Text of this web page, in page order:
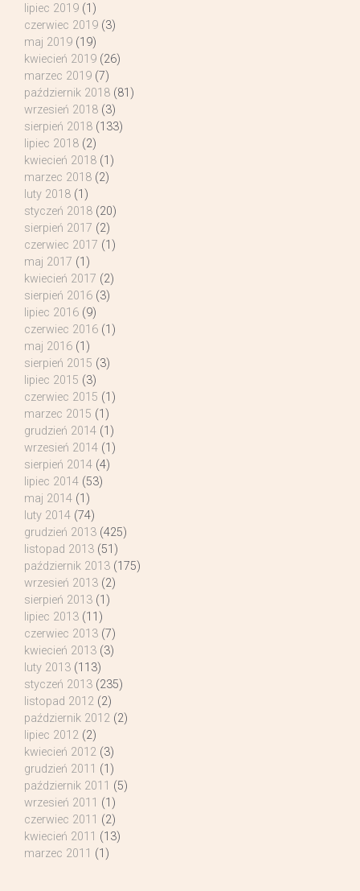
lipiec 2019 (1)
czerwiec 2019 (3)
maj 2019 (19)
kwiecień 2019 (26)
marzec 2019 (7)
październik 2018 (81)
wrzesień 2018 (3)
sierpień 2018 (133)
lipiec 2018 (2)
kwiecień 2018 (1)
marzec 2018 (2)
luty 2018 (1)
styczeń 2018 (20)
sierpień 2017 (2)
czerwiec 2017 (1)
maj 2017 (1)
kwiecień 2017 (2)
sierpień 2016 (3)
lipiec 2016 (9)
czerwiec 2016 (1)
maj 2016 (1)
sierpień 2015 (3)
lipiec 2015 (3)
czerwiec 2015 (1)
marzec 2015 (1)
grudzień 2014 (1)
wrzesień 2014 (1)
sierpień 2014 (4)
lipiec 2014 (53)
maj 2014 (1)
luty 2014 (74)
grudzień 2013 (425)
listopad 2013 (51)
październik 2013 (175)
wrzesień 2013 (2)
sierpień 2013 (1)
lipiec 2013 (11)
czerwiec 2013 (7)
kwiecień 2013 (3)
luty 2013 (113)
styczeń 2013 (235)
listopad 2012 (2)
październik 2012 (2)
lipiec 2012 (2)
kwiecień 2012 (3)
grudzień 2011 (1)
październik 2011 (5)
wrzesień 2011 (1)
czerwiec 2011 (2)
kwiecień 2011 (13)
marzec 2011 (1)